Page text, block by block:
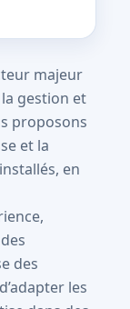
majeur
gestion et
proposons
et la
en
des
les